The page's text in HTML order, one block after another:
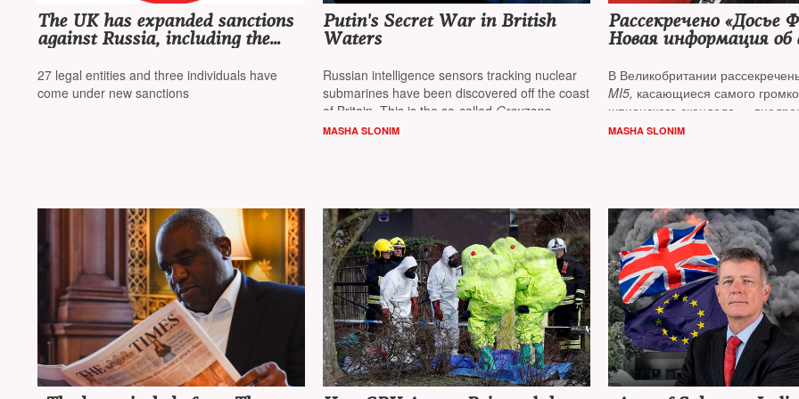
The UK has expanded sanctions
against Russia, including the
Chemical Plant, and 70 vessels
27 legal entities and three individuals have
come under new sanctions
Putin's Secret War in British
Waters
Russian intelligence sensors tracking nuclear
submarines have been discovered off the coast
of Britain. This is the so-called Greyzone
campaign, which is aimed against energy and
MASHA SLONIM
Рассекречено «Досье
Новая информация об
В Великобритании
MI5, касающиеся самого
шпионского скандала —
КГБ Кима Филби и других членов
MASHA SLONIM